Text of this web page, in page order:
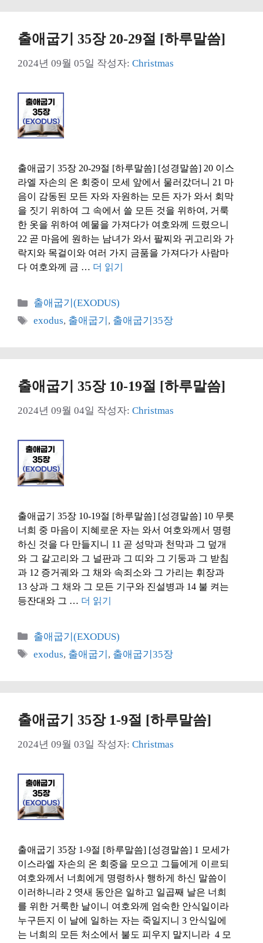
출애굽기 35장 20-29절 [하루말씀]
2024년 09월 05일 작성자: Christmas
출애굽기 35장 20-29절 [하루말씀] [성경말씀] 20 이스
라엘 자손의 온 회중이 모세 앞에서 물러갔더니 21 마
음이 감동된 모든 자와 자원하는 모든 자가 와서 회막
을 짓기 위하여 그 속에서 쓸 모든 것을 위하여, 거룩
한 옷을 위하여 예물을 가져다가 여호와께 드렸으니
22 곧 마음에 원하는 남녀가 와서 팔찌와 귀고리와 가
락지와 목걸이와 여러 가지 금품을 가져다가 사람마
다 여호와께 금 … 더 읽기
카
출애굽기(EXODUS)
태
exodus, 출애굽기 , 출애굽기35장
출애굽기 35장 10-19절 [하루말씀]
2024년 09월 04일 작성자: Christmas
출애굽기 35장 10-19절 [하루말씀] [성경말씀] 10 무릇
너희 중 마음이 지혜로운 자는 와서 여호와께서 명령
하신 것을 다 만들지니 11 곧 성막과 천막과 그 덮개
와 그 갈고리와 그 널판과 그 띠와 그 기둥과 그 받침
과 12 증거궤와 그 채와 속죄소와 그 가리는 휘장과
13 상과 그 채와 그 모든 기구와 진설병과 14 불 켜는
등잔대와 그 … 더 읽기
카
출애굽기(EXODUS)
태
exodus, 출애굽기 , 출애굽기35장
출애굽기 35장 1-9절 [하루말씀]
2024년 09월 03일 작성자: Christmas
출애굽기 35장 1-9절 [하루말씀] [성경말씀] 1 모세가
이스라엘 자손의 온 회중을 모으고 그들에게 이르되
여호와께서 너희에게 명령하사 행하게 하신 말씀이
이러하니라 2 엿새 동안은 일하고 일곱째 날은 너희
를 위한 거룩한 날이니 여호와께 엄숙한 안식일이라
누구든지 이 날에 일하는 자는 죽일지니 3 안식일에
는 너희의 모든 처소에서 불도 피우지 말지니라 4 모